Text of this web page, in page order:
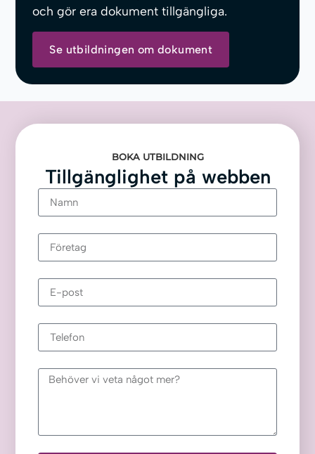
och gör era dokument tillgängliga.
Se utbildningen om dokument
BOKA UTBILDNING
Tillgänglighet på webben